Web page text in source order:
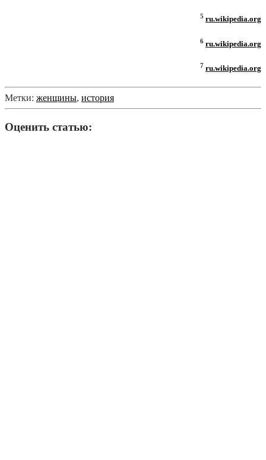
5 ru.wikipedia.org
6 ru.wikipedia.org
7 ru.wikipedia.org
Метки: женщины, история
Оценить статью: